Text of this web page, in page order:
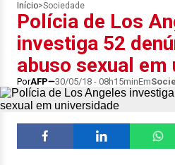
Início>Sociedade
Polícia de Los
investiga 52
abuso sexual em
PorAFP 30/05/18 - 08h15minEm